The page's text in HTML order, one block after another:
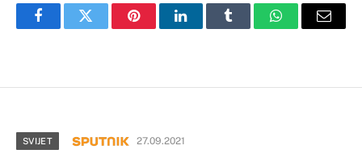
FacebookTwitter PinterestLinkedInTumblr WhatsAppEmail
SVIJET 27.09.2021